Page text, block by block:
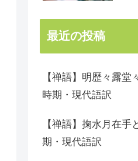
最近の投稿
【禅語】明歴々露堂
時期・現代語訳
【禅語】掬水月在
期・現代語訳